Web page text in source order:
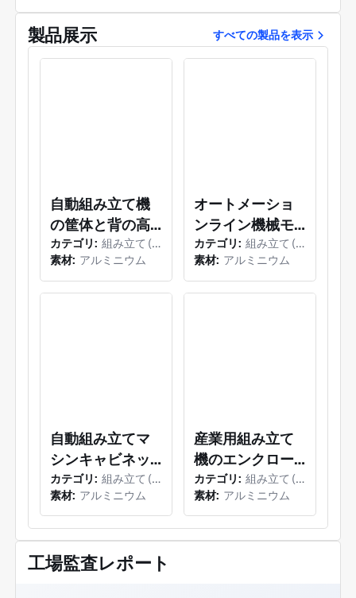
Technologyを設立しました。2024年には、日本
の大阪にもオフィスを設立し、海外市場をさらに
拡大します。 複数の高仕様のダストフリーワーク
の製品は、主に精密ハードウェアの処理と製造、
さまざまな広告ライトボックス、LEDスクリー
ン、バス広告プラットフォーム、さまざまな産業
用制御キャビネット、さまざまな検出器、さまざ
な機械関連機器を含む、アジア、ヨーロッパ、お
製品展示 すべての製品を表示
自動組み立て機
の筐体と背の高
いアクセスドア
を備えた長方形
のマルチパネル
カテゴリ: 組み立て (電子部品の組み立て)
素材: アルミニウム
オートメーショ
ンライン機械モ
ジュールおよび
調整可能なレベ
リングフィート
カテゴリ: 組み立て (電子部品の組み立て)
素材: アルミニウム
自動組み立てマ
シンキャビネッ
トと二重窓付き
アクセスドア付
ネット筐体
カテゴリ: 組み立て (電子部品の組み立て)
素材: アルミニウム
産業用組み立て
機のエンクロー
ジャーと積み重
ねられた2層パネ
を備えたアルミ
カテゴリ: 組み立て (電子部品の組み立て)
素材: アルミニウム
工場監査レポート